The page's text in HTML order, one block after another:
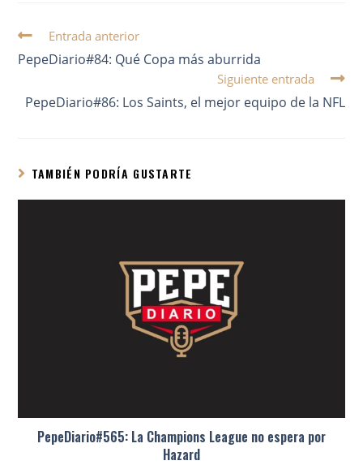
Entrada anterior
PepeDiario#84: Qué Copa más aburrida
Siguiente entrada
PepeDiario#86: Los Saints, el mejor equipo de la NFL
TAMBIÉN PODRÍA GUSTARTE
PepeDiario#565: La Champions League no espera por
Hazard